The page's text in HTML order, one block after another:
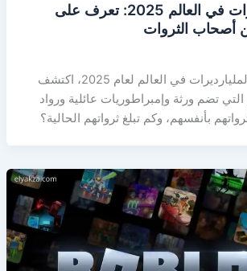
أصغر المليارديرات في العالم 2025: تعرف على
أصحاب الثروات
تعرف على أصغر المليارديرات في العالم لعام 2025، اكتشف
تضم ورثة وإمبراطوريات عائلية ورواد
بأنفسهم، وكم تبلغ ثرواتهم الحالية؟